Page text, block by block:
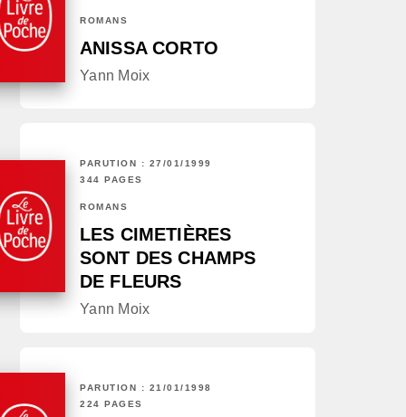
ROMANS
ANISSA CORTO
Yann Moix
PARUTION : 27/01/1999
344 PAGES
ROMANS
LES CIMETIÈRES
SONT DES CHAMPS
DE FLEURS
Yann Moix
PARUTION : 21/01/1998
224 PAGES